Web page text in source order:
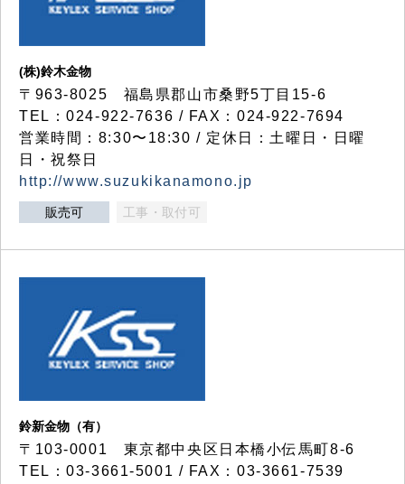
(株)鈴木金物
〒963-8025 福島県郡山市桑野5丁目15-6
TEL：024-922-7636 / FAX：024-922-7694
営業時間：8:30〜18:30 / 定休日：土曜日・日曜
日・祝祭日
http://www.suzukikanamono.jp
販売可 工事・取付可
鈴新金物（有）
〒103-0001 東京都中央区日本橋小伝馬町8-6
TEL：03-3661-5001 / FAX：03-3661-7539